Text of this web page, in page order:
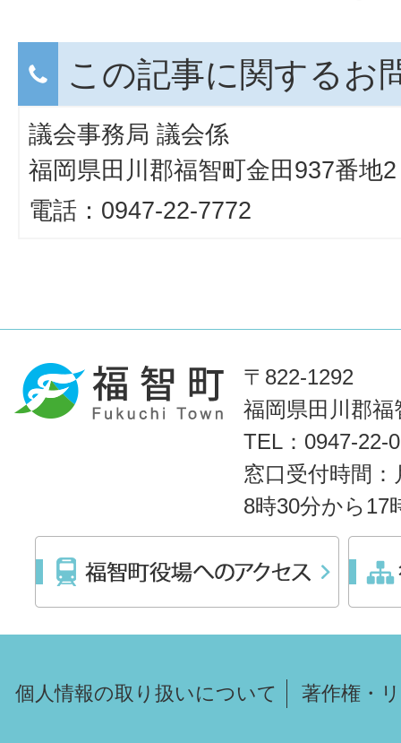
この記事に関するお
議会事務局 議会係
福岡県田川郡福智町金田937番地2
電話：0947-22-7772
〒822-1292
福岡県田川郡福
TEL：0947-22-
窓口受付時間
8時30分から17
個人情報の取り扱いについて 著作権・